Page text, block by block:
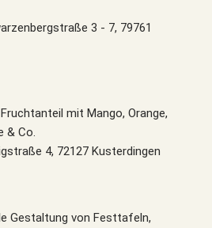
3 - 7, 79761
mit Mango, Orange,
& Co.
4, 72127 Kusterdingen
Gestaltung von Festtafeln,